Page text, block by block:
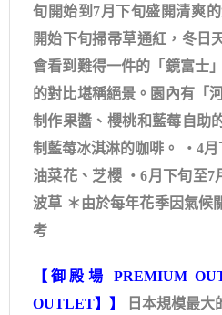
旬開始到7月下旬盛開清爽
開始下旬掃帚草通紅，冬日
會看到難得一件的「鏡富士
的對比堪稱絕景。園內有「
制作果醬、櫻桃和藍莓自助
制藍莓冰淇淋的咖啡。 ・4月
油菜花、芝櫻 ・6月下旬至7
波草 ＊由於每年花季因氣候
考
【御殿場 PREMIUM
OUTLET】】
日本規模最大